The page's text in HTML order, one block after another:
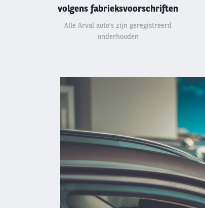
volgens fabrieksvoorschriften
Alle Arval auto’s zijn geregistreerd
onderhouden
column